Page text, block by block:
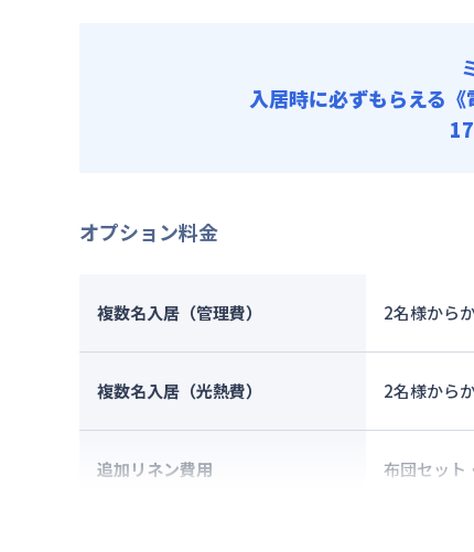
入居時に必ずもらえる
オプション料金
複数名入居（管理費） 2名様から
複数名入居（光熱費） 2名様から
追加リネン費用 布団セット